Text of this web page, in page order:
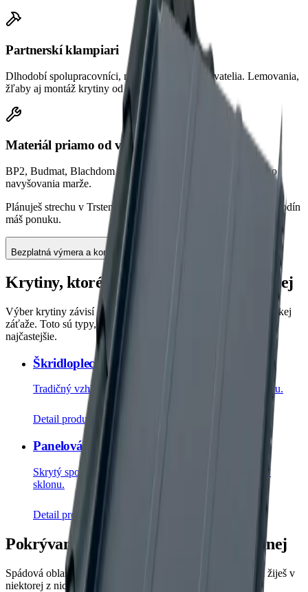
Partnerskí klampiari
Dlhodobí spolupracovníci, nie náhodní subdodávatelia. Lemovania,
žľaby aj montáž krytiny od A po Z.
Materiál priamo od výrobcov
BP2, Budmat, Blachdom Plus. Bez prekupníkov a zbytočného
navyšovania marže.
Plánuješ strechu v Trstenej? Prídeme zamerať zadarmo, do 48 hodín
máš ponuku.
Bezplatná výmera a konzultácia
Krytiny, ktoré sa hodia pre dom v Trstenej
Výber krytiny závisí od sklonu strechy, jej geometrie a klimatickej
záťaže. Toto sú typy, ktoré v okolí mesta
najčastejšie.
Škridloplech
Tradičný vzhľad pálenej škridly. Modernou technológiou.
Detail produktu
Panelová krytina (Click systém)
Skrytý spoj, žiadne skrutky v ploche. Vhodné už od 8°
sklonu.
Detail produktu
Pokrývame aj obce v okolí mesta Trstenej
Spádová oblasť firmy zahŕňa celý okres a priľahlé obce. Ak žiješ v
niektorej z nich, dorazíme za rovnaký čas ako do mesta.